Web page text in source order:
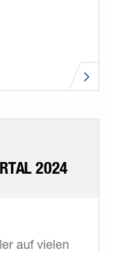
2024
auf vielen